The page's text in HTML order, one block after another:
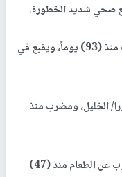
صحي شديد الخطورة.
- علاء الأعرج (34 عامًا) من طولكرم، مضرب منذ (93) يوماً، ويقبع في
(39 عامًا) من دورا/ الخليل، ومضرب منذ
- عياد الهريمي (28 عاماً) من بيت لحم، مضرب عن الطعام منذ (47)